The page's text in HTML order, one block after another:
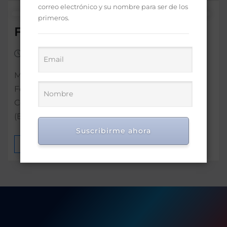
Franklin García Fermín
Ministro de Educación Superior Estudios: García
Fermín tiene un doctorado en Derecho
Constitucional de la Universidad del País Vasco
(España)…
MÁS INFORMACIÓN
correo electrónico y su nombre para ser de los
primeros.
Suscribirme ahora